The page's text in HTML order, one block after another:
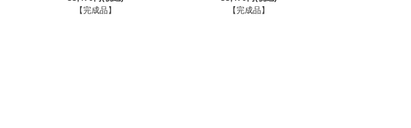
【完成品】
【完成品】